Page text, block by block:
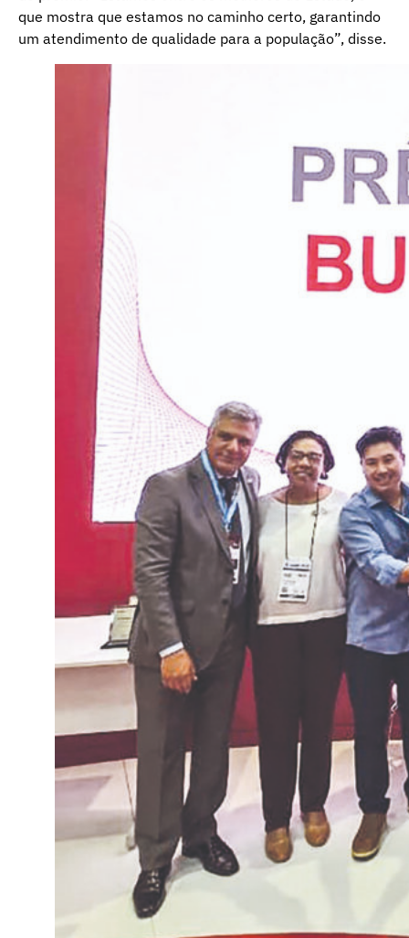
que mostra que estamos no caminho certo, garantindo
um atendimento de qualidade para a população”, disse.